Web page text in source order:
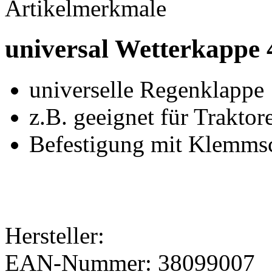
Artikelmerkmale
universal Wetterkappe
universelle Regenklappe
z.B. geeignet für
Befestigung mit
Hersteller:
EAN-Nummer: 38099007